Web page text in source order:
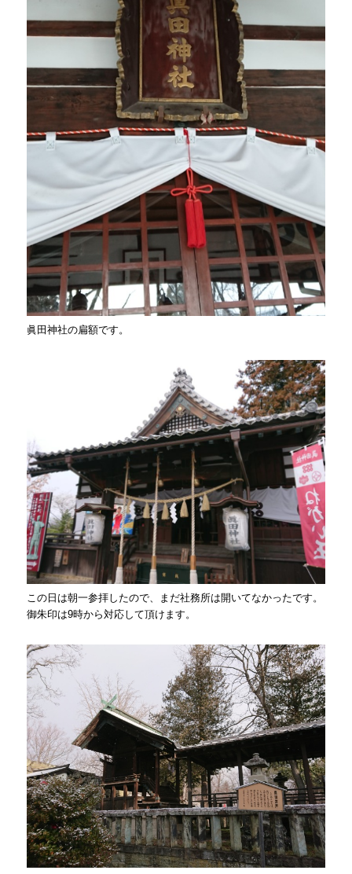
眞田神社の扁額です。
この日は朝一参拝したので、まだ社務所は開いてなかったです。
御朱印は9時から対応して頂けます。